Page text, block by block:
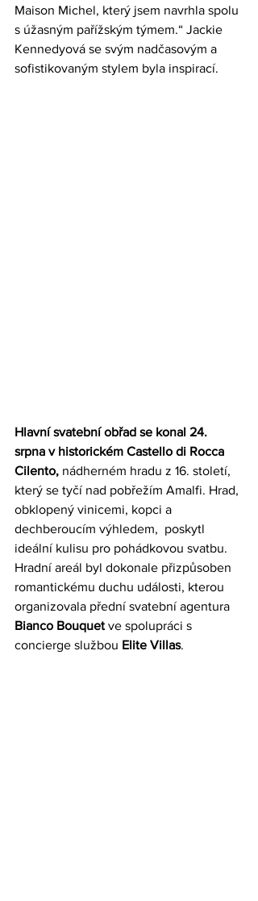
Maison Michel, který jsem navrhla spolu
s úžasným pařížským týmem.“ Jackie
Kennedyová se svým nadčasovým a
sofistikovaným stylem byla inspirací.
Hlavní svatební obřad se konal 24.
srpna v historickém Castello di Rocca
Cilento, nádherném hradu z 16. století,
který se tyčí nad pobřežím Amalfi. Hrad,
obklopený vinicemi, kopci a
dechberoucím výhledem,  poskytl
ideální kulisu pro pohádkovou svatbu.
Hradní areál byl dokonale přizpůsoben
romantickému duchu události, kterou
organizovala přední svatební agentura
Bianco Bouquet ve spolupráci s
concierge službou Elite Villas.